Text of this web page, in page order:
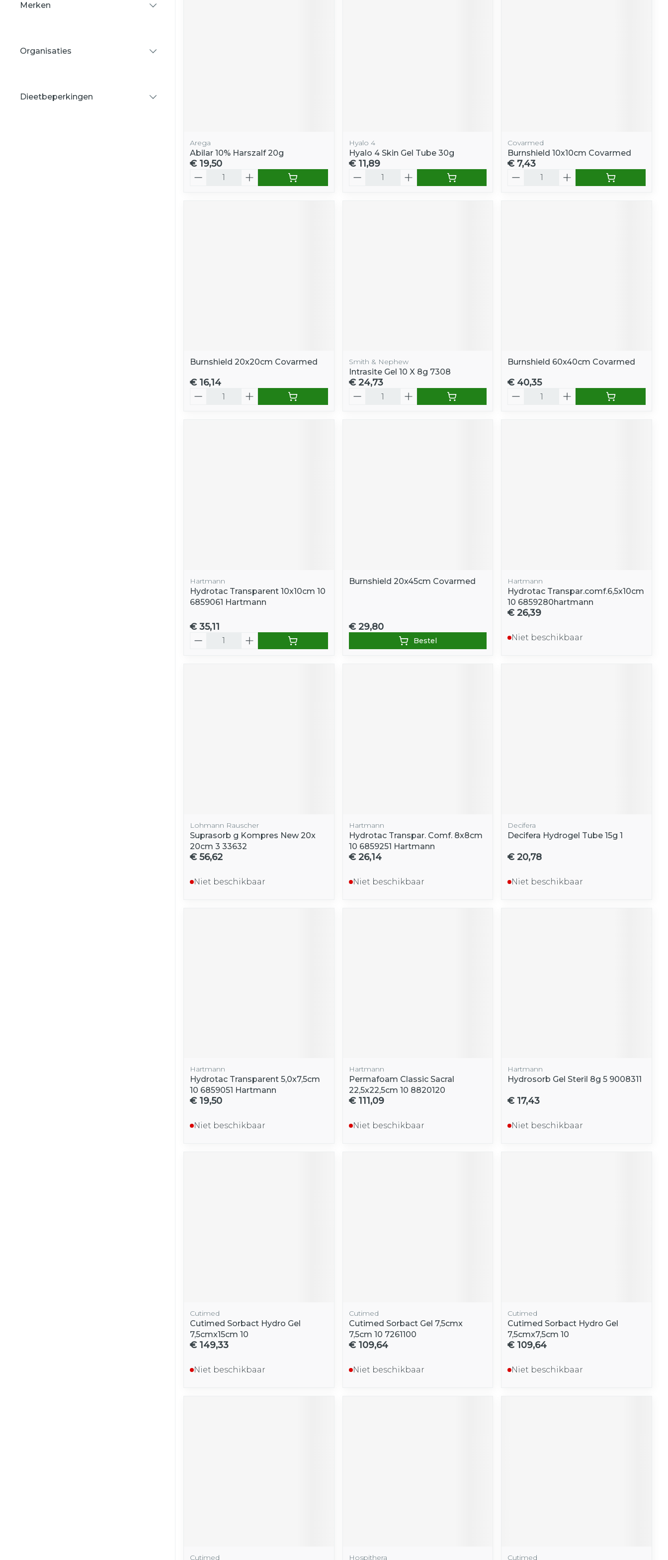
Merken
Organisaties
Dieetbeperkingen
Arega
Abilar 10% Harszalf 20g
€ 19,50
Hyalo 4
Hyalo 4 Skin Gel Tube 30g
€ 11,89
Covarmed
Burnshield 10x10cm Covarmed
€ 7,43
Burnshield 20x20cm Covarmed
€ 16,14
Smith & Nephew
Intrasite Gel 10 X 8g 7308
€ 24,73
Burnshield 60x40cm Covarmed
€ 40,35
Hartmann
Hydrotac Transparent 10x10cm 10
6859061 Hartmann
€ 35,11
Burnshield 20x45cm Covarmed
€ 29,80
Bestel
Hartmann
Hydrotac Transpar.comf.6,5x10cm
10 6859280hartmann
€ 26,39
Niet beschikbaar
Lohmann Rauscher
Suprasorb g Kompres New 20x
20cm 3 33632
€ 56,62
Niet beschikbaar
Hartmann
Hydrotac Transpar. Comf. 8x8cm
10 6859251 Hartmann
€ 26,14
Niet beschikbaar
Decifera
Decifera Hydrogel Tube 15g 1
€ 20,78
Niet beschikbaar
Hartmann
Hydrotac Transparent 5,0x7,5cm
10 6859051 Hartmann
€ 19,50
Niet beschikbaar
Hartmann
Permafoam Classic Sacral
22,5x22,5cm 10 8820120
€ 111,09
Niet beschikbaar
Hartmann
Hydrosorb Gel Steril 8g 5 9008311
€ 17,43
Niet beschikbaar
Cutimed
Cutimed Sorbact Hydro Gel
7,5cmx15cm 10
€ 149,33
Niet beschikbaar
Cutimed
Cutimed Sorbact Gel 7,5cmx
7,5cm 10 7261100
€ 109,64
Niet beschikbaar
Cutimed
Cutimed Sorbact Hydro Gel
7,5cmx7,5cm 10
€ 109,64
Niet beschikbaar
Cutimed Hospithera Cutimed